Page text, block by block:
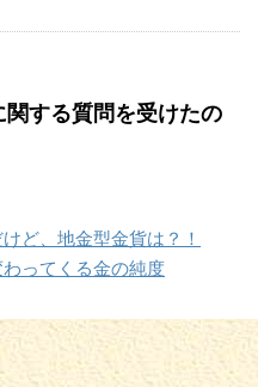
関する質問を受けたの
ど、地金型金貨は？！
ってくる金の純度